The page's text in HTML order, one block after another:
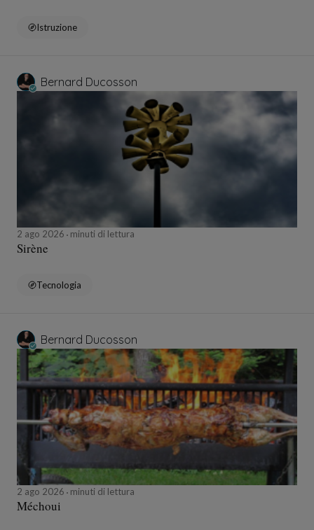
Istruzione
Bernard Ducosson
2 ago 2026 minuti di lettura
Sirène
Tecnologia
Bernard Ducosson
2 ago 2026 minuti di lettura
Méchoui